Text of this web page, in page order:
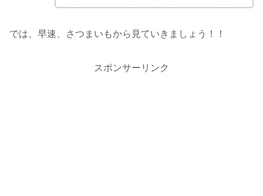
では、早速、さつまいもから見ていきましょう！！
スポンサーリンク